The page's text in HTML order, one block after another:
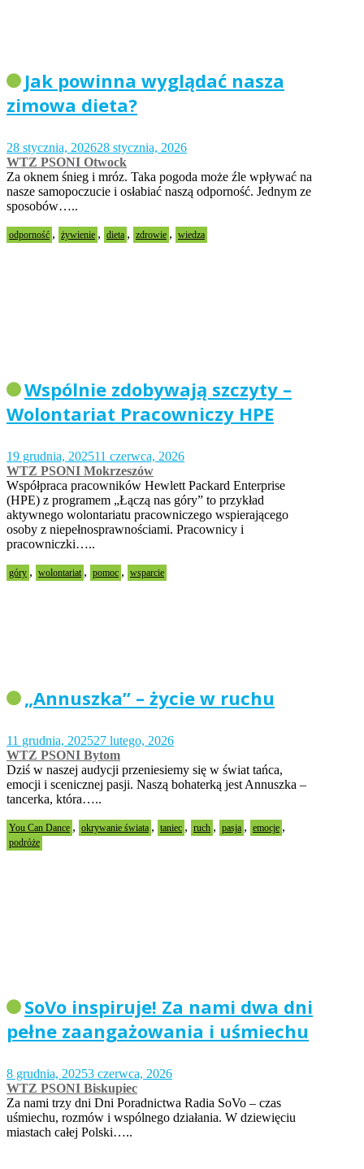
Jak powinna wyglądać nasza
zimowa dieta?
28 stycznia, 202628 stycznia, 2026
WTZ PSONI Otwock
Za oknem śnieg i mróz. Taka pogoda może źle wpływać na
nasze samopoczucie i osłabiać naszą odporność. Jednym ze
sposobów…..
odporność , żywienie , dieta , zdrowie , wiedza
Wspólnie zdobywają szczyty –
Wolontariat Pracowniczy HPE
19 grudnia, 202511 czerwca, 2026
WTZ PSONI Mokrzeszów
Współpraca pracowników Hewlett Packard Enterprise
(HPE) z programem „Łączą nas góry” to przykład
aktywnego wolontariatu pracowniczego wspierającego
osoby z niepełnosprawnościami. Pracownicy i
pracowniczki…..
góry , wolontariat , pomoc , wsparcie
„Annuszka” – życie w ruchu
11 grudnia, 202527 lutego, 2026
WTZ PSONI Bytom
Dziś w naszej audycji przeniesiemy się w świat tańca,
emocji i scenicznej pasji. Naszą bohaterką jest Annuszka –
tancerka, która…..
You Can Dance , okrywanie świata , taniec , ruch , pasja , emocje ,
podróże
SoVo inspiruje! Za nami dwa dni
pełne zaangażowania i uśmiechu
8 grudnia, 20253 czerwca, 2026
WTZ PSONI Biskupiec
Za nami trzy dni Dni Poradnictwa Radia SoVo – czas
uśmiechu, rozmów i wspólnego działania. W dziewięciu
miastach całej Polski…..